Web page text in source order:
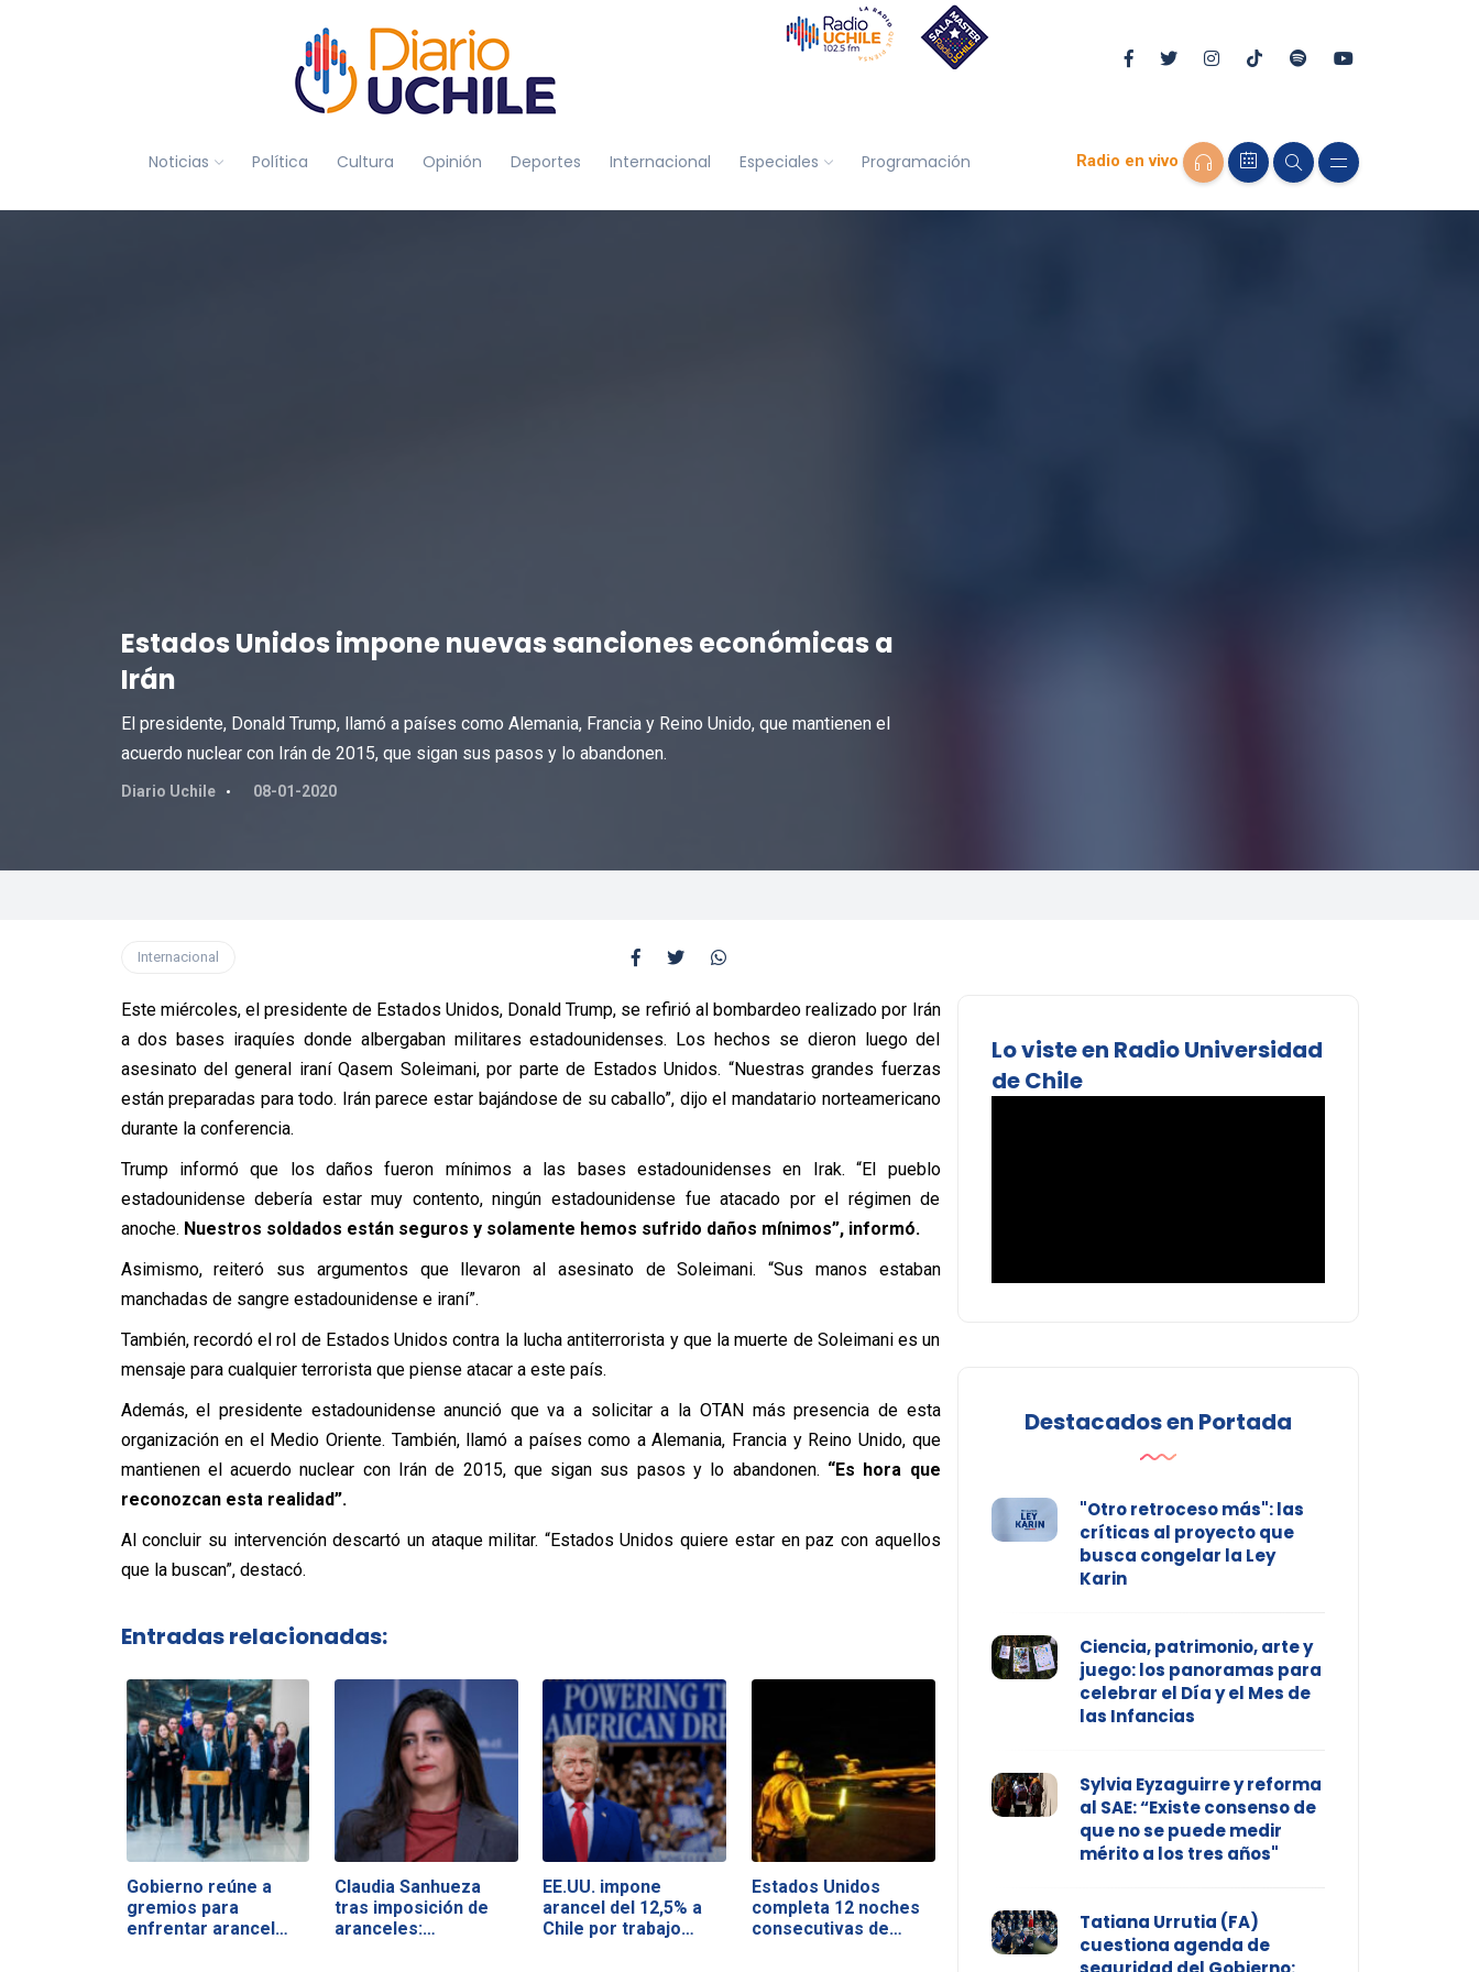
Noticias Política Cultura Opinión Deportes Internacional Especiales Programación Radio en vivo
Estados Unidos impone nuevas sanciones económicas a
Irán
El presidente, Donald Trump, llamó a países como Alemania, Francia y Reino Unido, que mantienen el
acuerdo nuclear con Irán de 2015, que sigan sus pasos y lo abandonen.
Diario Uchile 08-01-2020
Internacional
Este miércoles, el presidente de Estados Unidos, Donald Trump, se refirió al bombardeo realizado por Irán
a dos bases iraquíes donde albergaban militares estadounidenses. Los hechos se dieron luego del
asesinato del general iraní Qasem Soleimani, por parte de Estados Unidos. “Nuestras grandes fuerzas
están preparadas para todo. Irán parece estar bajándose de su caballo”, dijo el mandatario norteamericano
durante la conferencia.
Trump informó que los daños fueron mínimos a las bases estadounidenses en Irak. “El pueblo
estadounidense debería estar muy contento, ningún estadounidense fue atacado por el régimen de
anoche. Nuestros soldados están seguros y solamente hemos sufrido daños mínimos”, informó.
Asimismo, reiteró sus argumentos que llevaron al asesinato de Soleimani. “Sus manos estaban
manchadas de sangre estadounidense e iraní”.
También, recordó el rol de Estados Unidos contra la lucha antiterrorista y que la muerte de Soleimani es un
mensaje para cualquier terrorista que piense atacar a este país.
Además, el presidente estadounidense anunció que va a solicitar a la OTAN más presencia de esta
organización en el Medio Oriente. También, llamó a países como a Alemania, Francia y Reino Unido, que
mantienen el acuerdo nuclear con Irán de 2015, que sigan sus pasos y lo abandonen. “Es hora que
reconozcan esta realidad”.
Al concluir su intervención descartó un ataque militar. “Estados Unidos quiere estar en paz con aquellos
que la buscan”, destacó.
Entradas relacionadas:
Gobierno reúne a
gremios para
enfrentar arancel
Claudia Sanhueza
tras imposición de
aranceles:…
EE.UU. impone
arancel del 12,5% a
Chile por trabajo…
Estados Unidos
completa 12 noches
consecutivas de…
Lo viste en Radio Universidad
de Chile
Destacados en Portada
"Otro retroceso más": las
críticas al proyecto que
busca congelar la Ley
Karin
Ciencia, patrimonio, arte y
juego: los panoramas para
celebrar el Día y el Mes de
las Infancias
Sylvia Eyzaguirre y reforma
al SAE: “Existe consenso de
que no se puede medir
mérito a los tres años"
Tatiana Urrutia (FA)
cuestiona agenda de